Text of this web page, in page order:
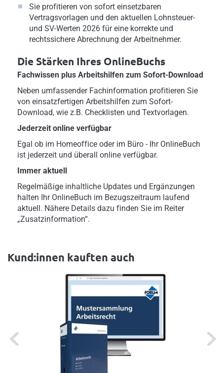
Sie profitieren von sofort einsetzbaren
Vertragsvorlagen und den aktuellen Lohnsteuer-
und SV-Werten 2026 für eine korrekte und
rechtssichere Abrechnung der Arbeitnehmer.
Die Stärken Ihres OnlineBuchs
Fachwissen plus Arbeitshilfen zum Sofort-Download
Neben umfassender Fachinformation profitieren Sie
von einsatzfertigen Arbeitshilfen zum Sofort-
Download, wie z.B. Checklisten und Textvorlagen.
Jederzeit online verfügbar
Egal ob im Homeoffice oder im Büro - Ihr OnlineBuch
ist jederzeit und überall online verfügbar.
Immer aktuell
Regelmäßige inhaltliche Updates und Ergänzungen
halten Ihr OnlineBuch im Bezugszeitraum laufend
aktuell. Nähere Details dazu finden Sie im Reiter
„Zusatzinformation“.
Kund:innen kauften auch
Previous Next